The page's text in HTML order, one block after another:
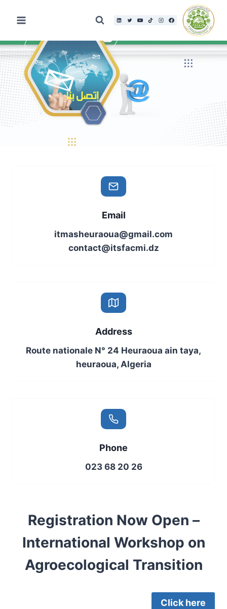
التجاوز
المحتوى
Email
itmasheuraoua@gmail.com
contact@itsfacmi.dz
Address
Route nationale N° 24 Heuraoua ain taya,
heuraoua, Algeria
Phone
26 20 68 023
Registration Now Open –
International Workshop on
Agroecological Transition
Click here